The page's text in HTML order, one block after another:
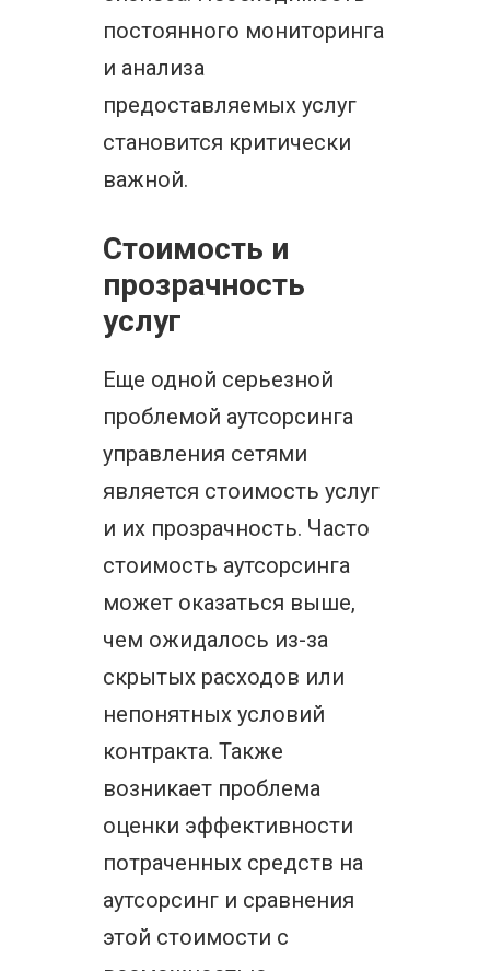
постоянного мониторинга
и анализа
предоставляемых услуг
становится критически
важной.
Стоимость и
прозрачность
услуг
Еще одной серьезной
проблемой аутсорсинга
управления сетями
является стоимость услуг
и их прозрачность. Часто
стоимость аутсорсинга
может оказаться выше,
чем ожидалось из-за
скрытых расходов или
непонятных условий
контракта. Также
возникает проблема
оценки эффективности
потраченных средств на
аутсорсинг и сравнения
этой стоимости с